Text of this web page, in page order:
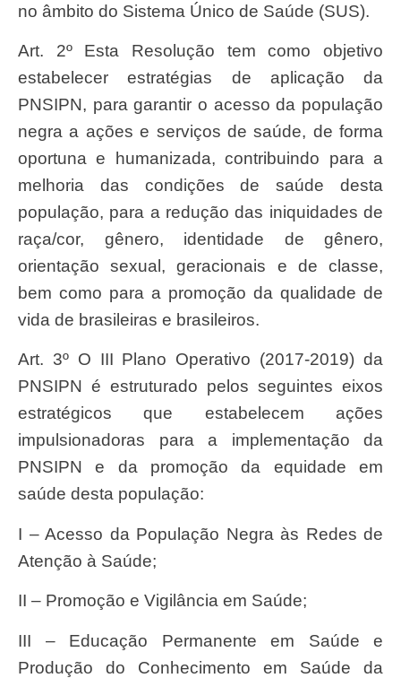
no âmbito do Sistema Único de Saúde (SUS).
Art. 2º Esta Resolução tem como objetivo
estabelecer estratégias de aplicação da
PNSIPN, para garantir o acesso da população
negra a ações e serviços de saúde, de forma
oportuna e humanizada, contribuindo para a
melhoria das condições de saúde desta
população, para a redução das iniquidades de
raça/cor, gênero, identidade de gênero,
orientação sexual, geracionais e de classe,
bem como para a promoção da qualidade de
vida de brasileiras e brasileiros.
Art. 3º O III Plano Operativo (2017-2019) da
PNSIPN é estruturado pelos seguintes eixos
estratégicos que estabelecem ações
impulsionadoras para a implementação da
PNSIPN e da promoção da equidade em
saúde desta população:
I – Acesso da População Negra às Redes de
Atenção à Saúde;
II – Promoção e Vigilância em Saúde;
III – Educação Permanente em Saúde e
Produção do Conhecimento em Saúde da